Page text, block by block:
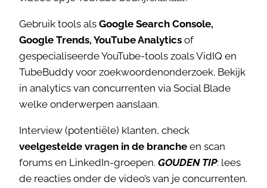
Gebruik tools als Google Search Console,
Google Trends, YouTube Analytics of
gespecialiseerde YouTube-tools zoals VidIQ en
TubeBuddy voor zoekwoordenonderzoek. Bekijk
in analytics van concurrenten via Social Blade
welke onderwerpen aanslaan.
Interview (potentiële) klanten, check
veelgestelde vragen in de branche en scan
forums en LinkedIn-groepen. GOUDEN TIP: lees
de reacties onder de video’s van je concurrenten.